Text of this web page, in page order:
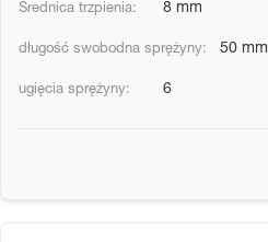
8 mm
50 mm
6